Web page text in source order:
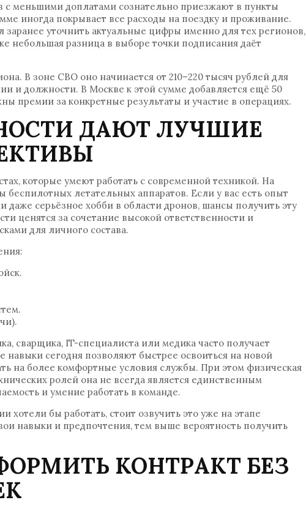
меньшими доплатами сознательно приезжают в пункты
иногда покрывает все расходы на поездку и проживание.
уточнить актуальные цифры именно для тех регионов,
небольшая разница в выборе точки подписания даёт
В зоне СВО оно начинается от 210–220 тысяч рублей для
и должности. В Москве к этой сумме добавляется ещё 50
премии за конкретные результаты и участие в операциях.
ДАЮТ ЛУЧШИЕ
которые умеют работать с современной техникой. На
летательных аппаратов. Если у вас есть опыт
серьёзное хобби в области дронов, шансы получить эту
ценятся за сочетание высокой ответственности и
для личного состава.
сварщика, IT-специалиста или медика часто получает
сегодня позволяют быстрее освоиться на новой
на более комфортные условия службы. При этом физическая
ролей она не всегда является единственным
и умение работать в команде.
хотели бы работать, стоит озвучить это уже на этапе
навыки и предпочтения, тем выше вероятность получить
КОНТРАКТ БЕЗ